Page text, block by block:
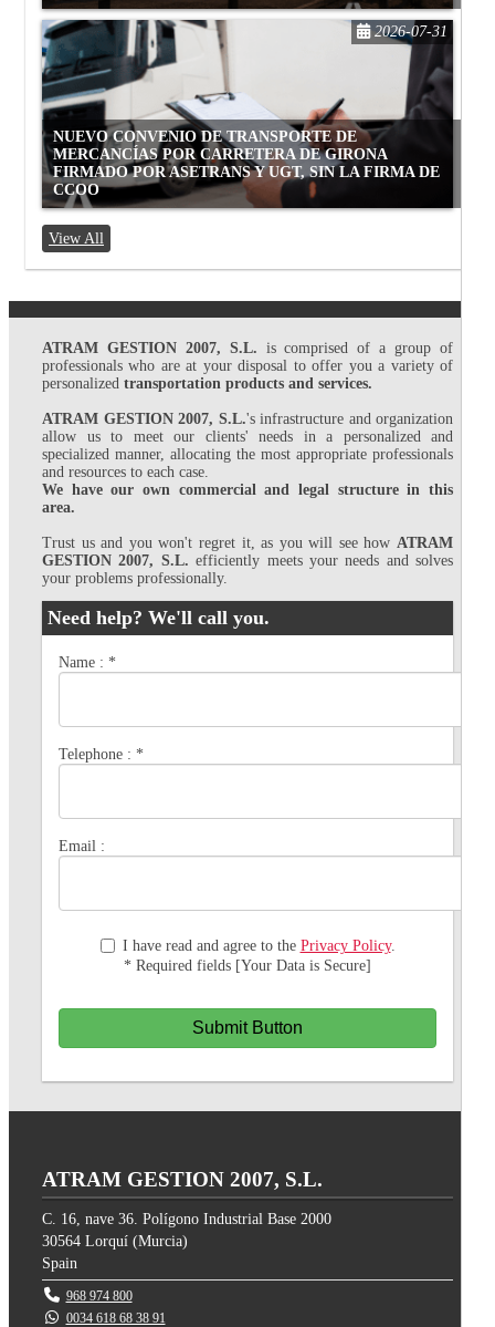
NUEVO CONVENIO DE TRANSPORTE DE
MERCANCÍAS POR CARRETERA DE GIRONA
FIRMADO POR ASETRANS Y UGT, SIN LA FIRMA DE
CCOO
2026-07-31
View All
ATRAM GESTION 2007, S.L. is comprised of a group of
professionals who are at your disposal to offer you a variety of
personalized transportation products and services.
ATRAM GESTION 2007, S.L.'s infrastructure and organization
allow us to meet our clients' needs in a personalized and
specialized manner, allocating the most appropriate professionals
and resources to each case.
We have our own commercial and legal structure in this
area.
Trust us and you won't regret it, as you will see how ATRAM
GESTION 2007, S.L. efficiently meets your needs and solves
your problems professionally.
Need help? We'll call you.
Name : *
Telephone : *
Email :
I have read and agree to the Privacy Policy.
* Required fields [Your Data is Secure]
Submit Button
ATRAM GESTION 2007, S.L.
C. 16, nave 36. Polígono Industrial Base 2000
30564 Lorquí (Murcia)
Spain
968 974 800
0034 618 68 38 91